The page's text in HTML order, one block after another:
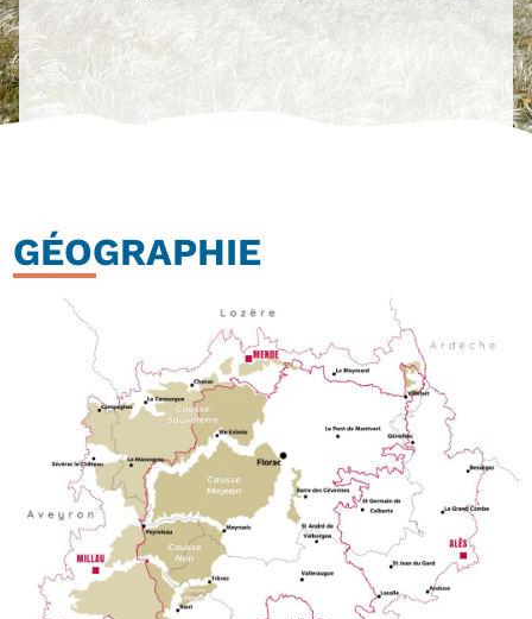
GÉOGRAPHIE